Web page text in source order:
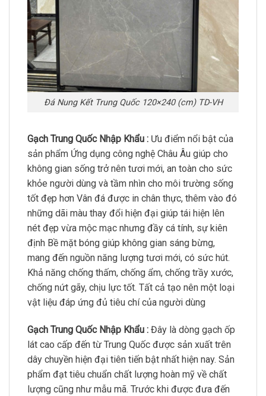
Đá Nung Kết Trung Quốc 120×240 (cm) TD-VH
Gạch Trung Quốc Nhập Khẩu : Ưu điểm nổi bật của
sản phẩm Ứng dụng công nghệ Châu Âu giúp cho
không gian sống trở nên tươi mới, an toàn cho sức
khỏe người dùng và tầm nhìn cho môi trường sống
tốt đẹp hơn Vân đá được in chân thực, thêm vào đó
những dãi màu thay đổi hiện đại giúp tái hiện lên
nét đẹp vừa mộc mạc nhưng đầy cá tính, sự kiên
định Bề mặt bóng giúp không gian sáng bừng,
mang đến nguồn năng lượng tươi mới, có sức hút.
Khả năng chống thấm, chống ẩm, chống trầy xước,
chống nứt gãy, chịu lực tốt. Tất cả tạo nên một loại
vật liệu đáp ứng đủ tiêu chí của người dùng
Gạch Trung Quốc Nhập Khẩu : Đây là dòng gạch ốp
lát cao cấp đến từ Trung Quốc được sản xuất trên
dây chuyền hiện đại tiên tiến bật nhất hiện nay. Sản
phẩm đạt tiêu chuẩn chất lượng hoàn mỹ về chất
lượng cũng như mẫu mã. Trước khi được đưa đến